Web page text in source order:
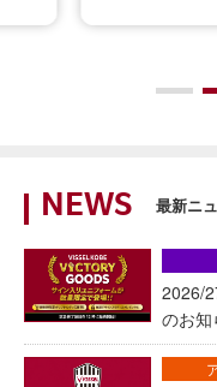
NEWS 最新ニ
2026/
のお知